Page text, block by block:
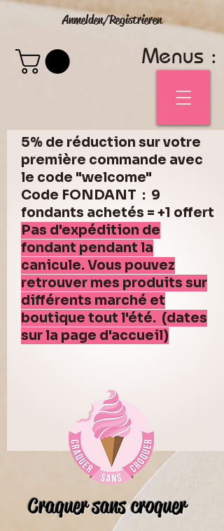
Anmelden/Registrieren
Menus :
5% de réduction sur votre
première commande avec
le code "welcome"
Code FONDANT : 9
fondants achetés = +1 offert
Pas d'expédition de
fondant pendant la
canicule. Vous pouvez
retrouver mes produits sur
différents marché et
boutique tout l'été. (dates
sur la page d'accueil)
Craquer sans croquer